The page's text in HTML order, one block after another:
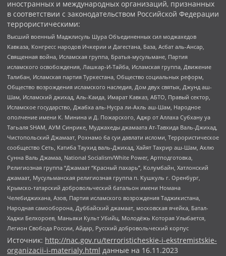
иностранных и международных организаций, признанных
в соответствии с законодательством Российской Федерации
террористическими:
Высший военный Маджлисуль Шура Объединенных сил моджахедов
Кавказа, Конгресс народов Ичкерии и Дагестана, База, Асбат аль-Ансар,
Священная война, Исламская группа, Братья-мусульмане, Партия
исламского освобождения, Лашкар-И-Тайба, Исламская группа, Движение
Талибан, Исламская партия Туркестана, Общество социальных реформ,
Общество возрождения исламского наследия, Дом двух святых, Джунд аш-
Шам, Исламский джихад, Аль-Каида, Имарат Кавказ, АБТО, Правый сектор,
Исламское государство, Джабха аль-Нусра ли-Ахль аш-Шам, Народное
ополчение имени К. Минина и Д. Пожарского, Аджр от Аллаха Субхану уа
Тагьаля SHAM, АУМ Синрике, Муджахеды джамаата Ат-Тавхида Валь-Джихад,
Чистопольский Джамаат, Рохнамо ба суи давлати исломи, Террористическое
сообщество Сеть, Катиба Таухид валь-Джихад, Хайят Тахрир аш-Шам, Ахлю
Сунна Валь Джамаа, National Socialism/White Power, Артподготовка,
Религиозная группа “Джамаат “Красный пахарь”, Колумбайн, Хатлонский
джамаат, Мусульманская религиозная группа п. Кушкуль г. Оренбург,
Крымско-татарский добровольческий батальон имени Номана
Челебиджихана, Азов, Партия исламского возрождения Таджикистана,
Народная самооборона, Дуббайский джамаат, московская ячейка, Батал-
Хаджи Белхороев, Маньяки Культ Убийц, Молодёжь Которая Улыбается,
Легион Свобода России, Айдар, Русский добровольческий корпус
Источник: http://nac.gov.ru/terroristicheskie-i-ekstremistskie-
organizacii-i-materialy.html данные на 16.11.2023